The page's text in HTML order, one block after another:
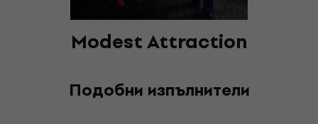
Modest Attraction
Подобни изпълнители